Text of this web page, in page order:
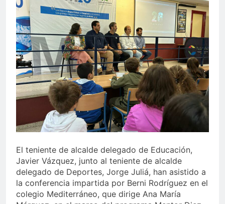
echa el cierre con éxito
rotundo
2 Semanas Atrás
La Mancomunidad y el
Banco de Alimentos del
Campo de Gibraltar renuevan
su convenio de colaboración
2 Semanas Atrás
Tráfico especial para
despedir la feria. Ojo si vas
a Santa Bárbara
2 Semanas Atrás
La feria se despide por todo
lo alto: Antonio José,
fuegos artificiales y música
hasta el amanecer
2 Semanas Atrás
El teniente de alcalde delegado de Educación,
Javier Vázquez, junto al teniente de alcalde
delegado de Deportes, Jorge Juliá, han asistido a
la conferencia impartida por Berni Rodríguez en el
colegio Mediterráneo, que dirige Ana María